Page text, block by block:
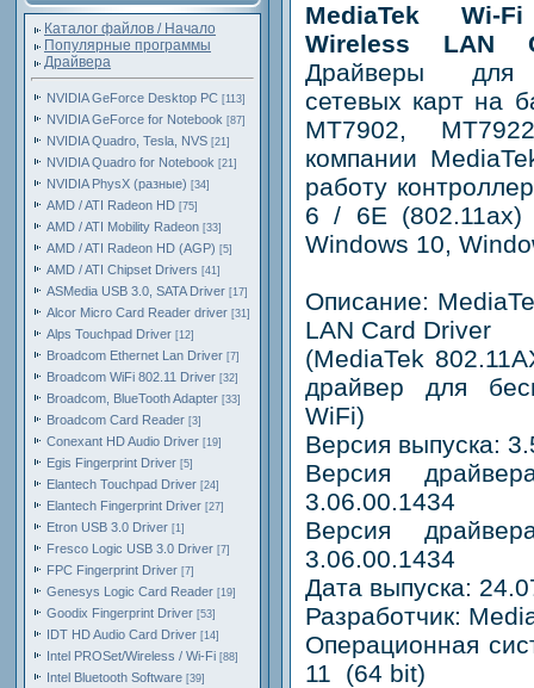
Каталог файлов / Начало
Популярные программы
Драйвера
NVIDIA GeForce Desktop PC [113]
NVIDIA GeForce for Notebook [87]
NVIDIA Quadro, Tesla, NVS [21]
NVIDIA Quadro for Notebook [21]
NVIDIA PhysX (разные) [34]
AMD / ATI Radeon HD [75]
AMD / ATI Mobility Radeon [33]
AMD / ATI Radeon HD (AGP) [5]
AMD / ATI Chipset Drivers [41]
ASMedia USB 3.0, SATA Driver [17]
Alcor Micro Card Reader driver [31]
Alps Touchpad Driver [12]
Broadcom Ethernet Lan Driver [7]
Broadcom WiFi 802.11 Driver [32]
Broadcom, BlueTooth Adapter [33]
Broadcom Card Reader [3]
Conexant HD Audio Driver [19]
Egis Fingerprint Driver [5]
Elantech Touchpad Driver [24]
Elantech Fingerprint Driver [27]
Etron USB 3.0 Driver [1]
Fresco Logic USB 3.0 Driver [7]
FPC Fingerprint Driver [7]
Genesys Logic Card Reader [19]
Goodix Fingerprint Driver [53]
IDT HD Audio Card Driver [14]
Intel PROSet/Wireless / Wi-Fi [88]
Intel Bluetooth Software [39]
MediaTek Wi-
Wireless LAN
Драйверы для
сетевых карт на
MT7902,
компании
работу
6 / 6E (802.11ax)
Windows 10,
Описание:
LAN Card Driver
(MediaTek
драйвер для
WiFi)
Версия выпуска:
Версия
3.06.00.1434
Версия
3.06.00.1434
Дата выпуска:
Разработчик:
Операционная
11 (64 bit)